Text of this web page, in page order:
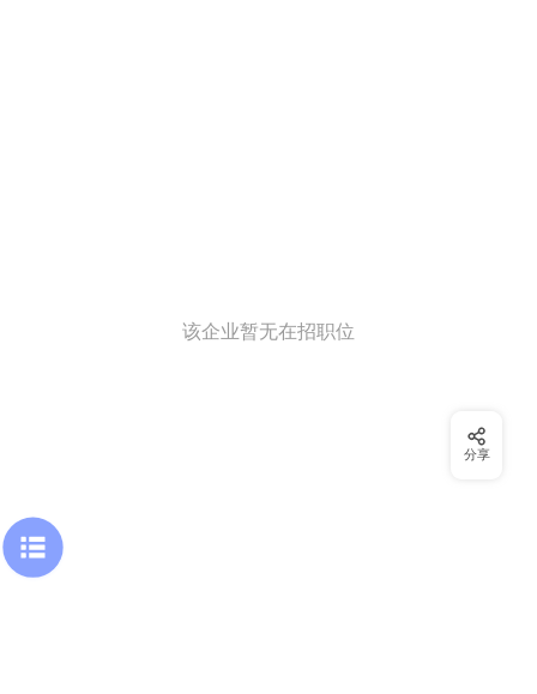
该企业暂无在招职位
分享